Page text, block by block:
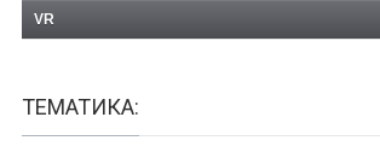
VR
ТЕМАТИКА: